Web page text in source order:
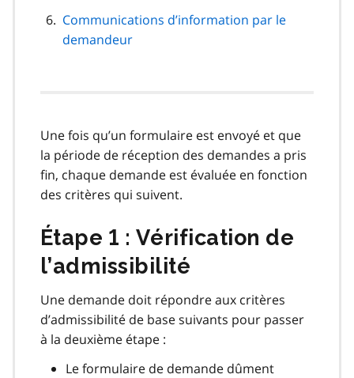
Communications d’information par le
demandeur
Une fois qu’un formulaire est envoyé et que
la période de réception des demandes a pris
fin, chaque demande est évaluée en fonction
des critères qui suivent.
Étape 1 : Vérification de
l’admissibilité
Une demande doit répondre aux critères
d’admissibilité de base suivants pour passer
à la deuxième étape :
Le formulaire de demande dûment